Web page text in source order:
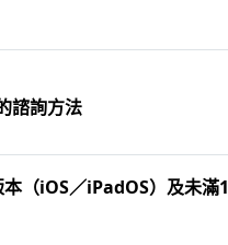
諮詢方法
本（iOS／iPadOS）及未